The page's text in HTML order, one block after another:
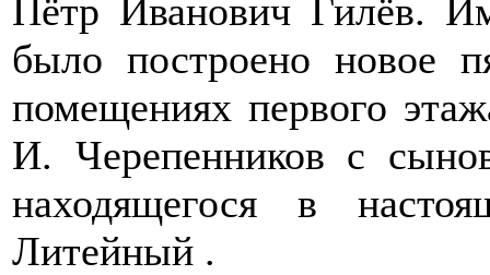
Пётр Иванович Гилёв.
было построено новое
помещениях первого
И. Черепенников с
находящегося в
Литейный .